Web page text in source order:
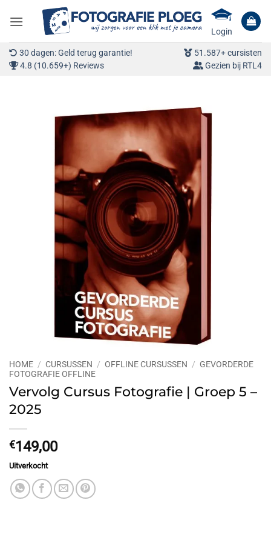
naar
Login
30 dagen: Geld terug garantie!
51.587+ cursisten
4.8 (10.659+) Reviews
Gezien bij RTL4
HOME / CURSUSSEN / OFFLINE CURSUSSEN / GEVORDERDE
FOTOGRAFIE OFFLINE
Vervolg Cursus Fotografie | Groep 5 –
2025
€149,00
Uitverkocht